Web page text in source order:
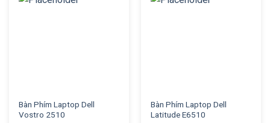
Bàn Phím Laptop Dell
Vostro 2510
Bàn Phím Laptop Dell
Latitude E6510